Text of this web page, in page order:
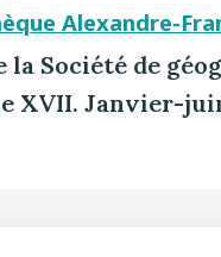
Alexandre-
Société de
XVII. Janvier-